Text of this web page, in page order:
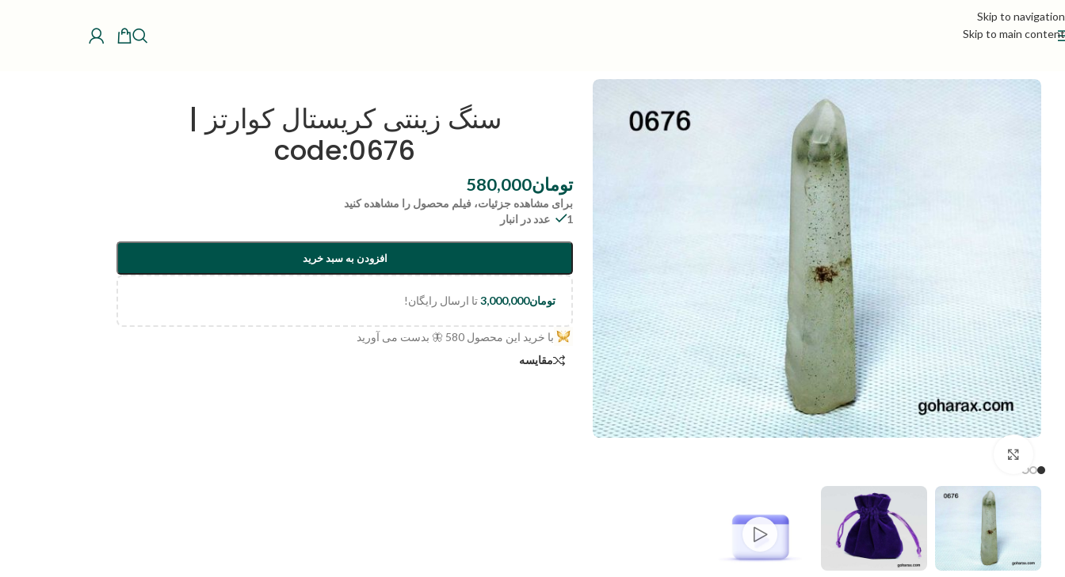
Skip to navigation
Skip to main content
سنگ زینتی کریستال کوارتز |
code:0676
تومان580,000
برای مشاهده جزئیات، فیلم محصول را مشاهده کنید
1 عدد در انبار
افزودن به سبد خرید
تومان3,000,000تا ارسال رایگان!
با خرید این محصول 580 🦋 بدست می آورید
مقایسه